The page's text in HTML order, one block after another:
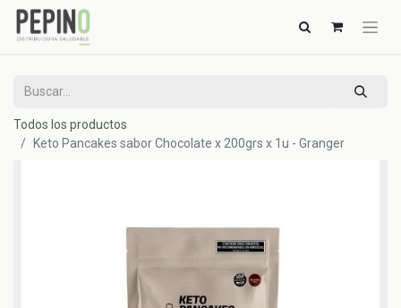
Todos los productos
Keto Pancakes sabor Chocolate x 200grs x 1u - Granger